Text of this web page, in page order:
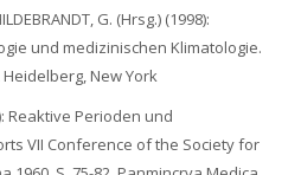
G. (Hrsg.) (1998):
und medizinischen Klimatologie.
New York
Reaktive Perioden und
VII Conference of the Society for